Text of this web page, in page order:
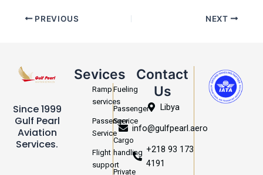
PREVIOUS NEXT
Since 1999
Gulf Pearl
Aviation
Services.
Sevices
Ramp
services
Passenger
Service
Flight
support
Fueling
Passenger
Service
Cargo
handling
Private
Contact
Us
Libya
info@gulfpearl.aero
+218 93 173
4191